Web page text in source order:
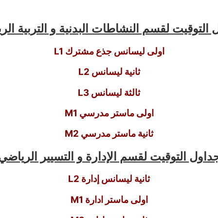
التوقيت لقسم النشاطات البدنية و التربية
اولى ليسانس جذع مشترك L1
ثانية ليسانس L2
ثالثة ليسانس L3
اولى ماستر مدرسي M1
ثانية ماستر مدرسي M2
التوقيت لقسم الإدارة و التسيير
ثانية ليسانس إدارة L2
اولى ماستر ادارة M1